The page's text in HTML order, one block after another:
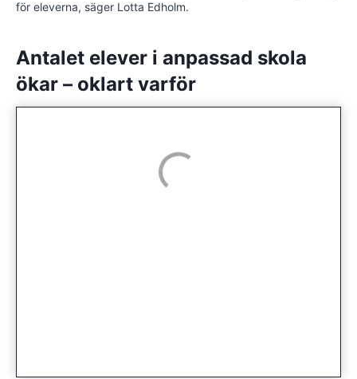
för eleverna, säger Lotta Edholm.
Antalet elever i anpassad skola
ökar – oklart varför